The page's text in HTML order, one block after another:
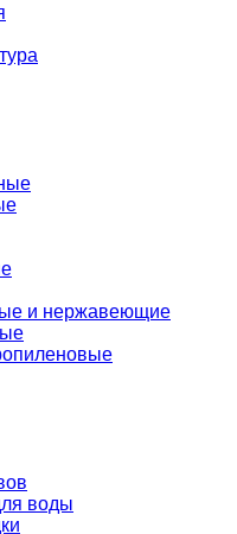
и нержавеющие
воды